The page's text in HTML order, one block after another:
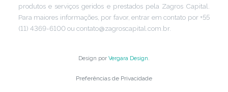
produtos e serviços geridos e prestados pela Zagros Capital.
Para maiores informações, por favor, entrar em contato por +55
(11) 4369-6100 ou contato@zagroscapital.com.br.
Design por Vergara Design
Preferências de Privacidade